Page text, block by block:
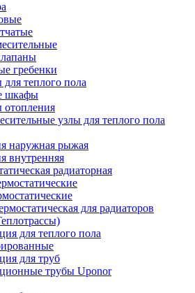
гребенки
теплого пола
шкафы
отопления
узлы для теплого пола
наружная рыжая
внутренняя
радиаторная
для радиаторов
для теплого пола
для труб
трубы Uponor